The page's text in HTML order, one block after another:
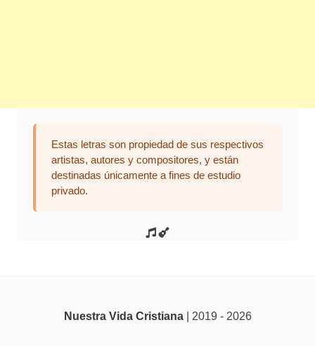
Estas letras son propiedad de sus respectivos
artistas, autores y compositores, y están
destinadas únicamente a fines de estudio
privado.
Nuestra Vida Cristiana| 2019 - 2026